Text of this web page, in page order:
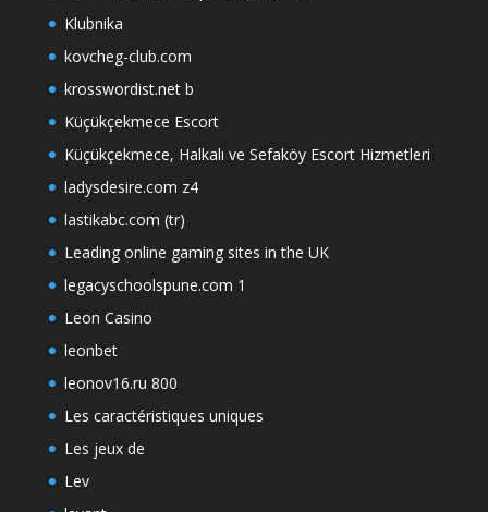
Klubnika
kovcheg-club.com
krosswordist.net b
Küçükçekmece Escort
Küçükçekmece, Halkalı ve Sefaköy Escort Hizmetleri
ladysdesire.com z4
lastikabc.com (tr)
Leading online gaming sites in the UK
legacyschoolspune.com 1
Leon Casino
leonbet
leonov16.ru 800
Les caractéristiques uniques
Les jeux de
Lev